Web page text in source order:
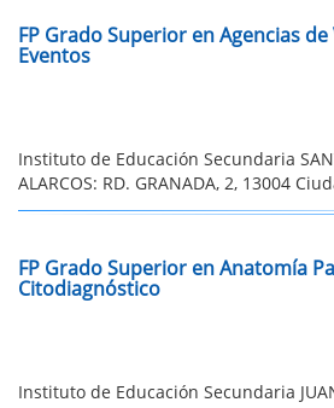
FP Grado Superior en Agencias
Eventos
Instituto de Educación Secundaria
ALARCOS: RD. GRANADA, 2, 13004
FP Grado Superior en Anatomía
Citodiagnóstico
Instituto de Educación Secundaria